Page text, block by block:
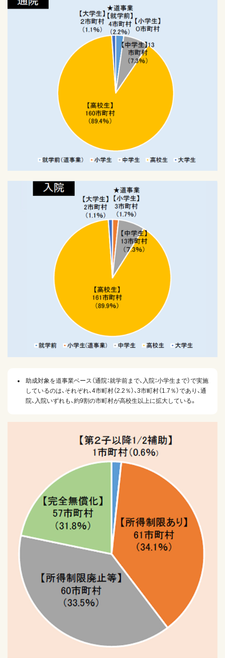
助成対象を道事業ベース（通院：就学前まで、入院：小学生まで）で実施
しているのは、それぞれ、4市町村（2.2％）、3市町村（1.7％）であり、通
院、入院いずれも、約9割の市町村が高校生以上に拡大している。